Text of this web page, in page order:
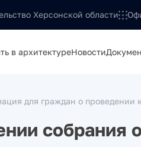
Херсонской области
в архитектуреНовости
для граждан о проведении
собрания